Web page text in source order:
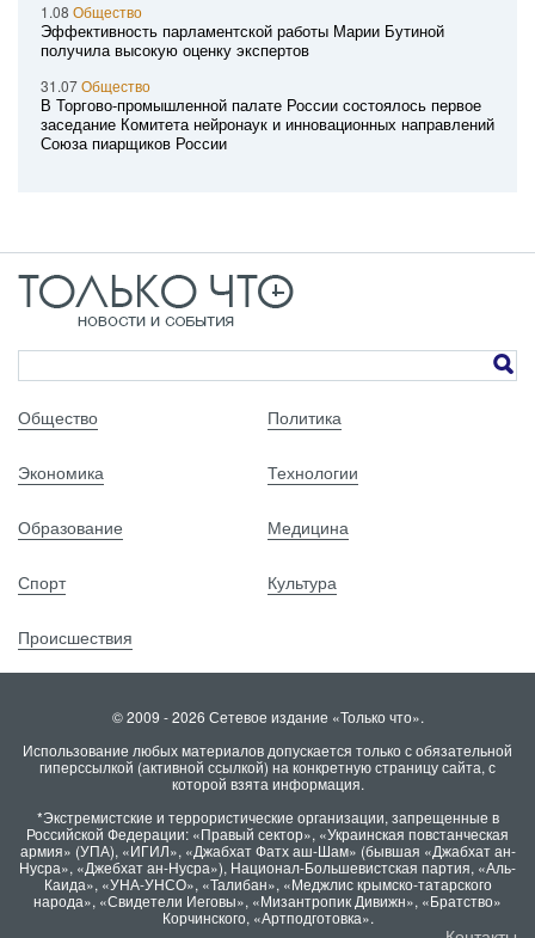
1.08 Общество
Эффективность парламентской работы Марии Бутиной
получила высокую оценку экспертов
31.07Общество
В Торгово-промышленной палате России состоялось первое
заседание Комитета нейронаук и инновационных направлений
Союза пиарщиков России
Общество Политика
Экономика Технологии
Образование Медицина
Спорт Культура
Происшествия
© 2009 - 2026 Сетевое издание «Только что».
Использование любых материалов допускается только с обязательной
гиперссылкой (активной ссылкой) на конкретную страницу сайта, с
которой взята информация.
*Экстремистские и террористические организации, запрещенные в
Российской Федерации: «Правый сектор», «Украинская повстанческая
армия» (УПА), «ИГИЛ», «Джабхат Фатх аш-Шам» (бывшая «Джабхат ан-
Нусра», «Джебхат ан-Нусра»), Национал-Большевистская партия, «Аль-
Каида», «УНА-УНСО», «Талибан», «Меджлис крымско-татарского
народа», «Свидетели Иеговы», «Мизантропик Дивижн», «Братство»
Корчинского, «Артподготовка».